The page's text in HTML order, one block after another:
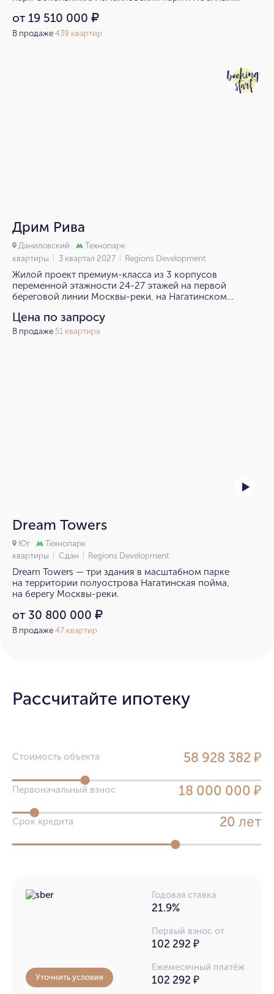
от 19 510 000 ₽
В продаже439 квартир
Дрим Рива
Даниловский
Технопарк
квартиры
3 квартал 2027 Regions Development
Жилой проект премиум-класса из 3 корпусов
переменной этажности 24-27 этажей на первой
береговой линии Москвы-реки, на Нагатинском
Цена по запросу
В продаже 51 квартира
Dream Towers
Юг
Технопарк
квартиры
Сдан Regions Development
Dream Towers — три здания в масштабном парке
на территории полуострова Нагатинская пойма,
на берегу Москвы-реки.
от 30 800 000 ₽
В продаже47 квартир
Рассчитайте ипотеку
Стоимость объекта 58 928 382 ₽
Первоначальный взнос 18 000 000 ₽
Срок кредита 20 лет
Годовая ставка
21.9%
Первый взнос от
102 292 ₽
Ежемесячный платёж
102 292 ₽
Уточнить условия